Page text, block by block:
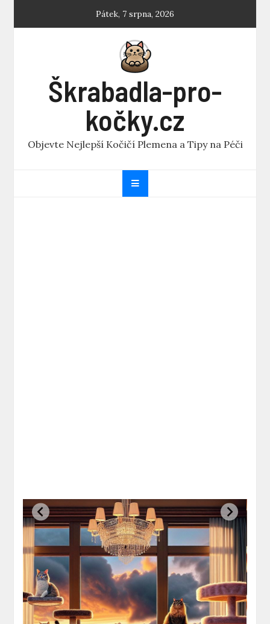
Pátek, 7 srpna, 2026
Škrabadla-pro-
kočky.cz
Objevte Nejlepší Kočičí Plemena a Tipy na Péči